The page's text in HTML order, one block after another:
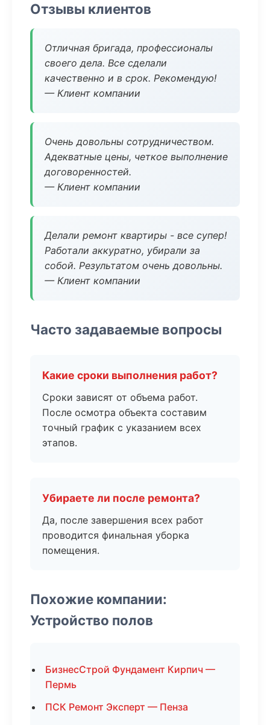
Отзывы клиентов
Отличная бригада, профессионалы
своего дела. Все сделали
качественно и в срок. Рекомендую!
— Клиент компании
Очень довольны сотрудничеством.
Адекватные цены, четкое выполнение
договоренностей.
— Клиент компании
Делали ремонт квартиры - все супер!
Работали аккуратно, убирали за
собой. Результатом очень довольны.
— Клиент компании
Часто задаваемые вопросы
Какие сроки выполнения работ?
Сроки зависят от объема работ.
После осмотра объекта составим
точный график с указанием всех
этапов.
Убираете ли после ремонта?
Да, после завершения всех работ
проводится финальная уборка
помещения.
Похожие компании:
Устройство полов
БизнесСтрой Фундамент Кирпич —
Пермь
ПСК Ремонт Эксперт — Пенза